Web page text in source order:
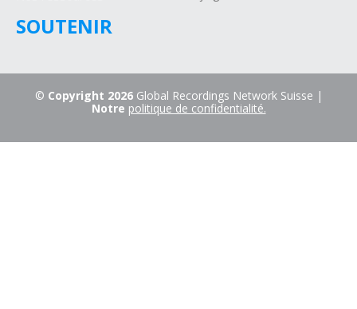
SOUTENIR
© Copyright 2026Global Recordings Network Suisse |
Notre politique de confidentialité.